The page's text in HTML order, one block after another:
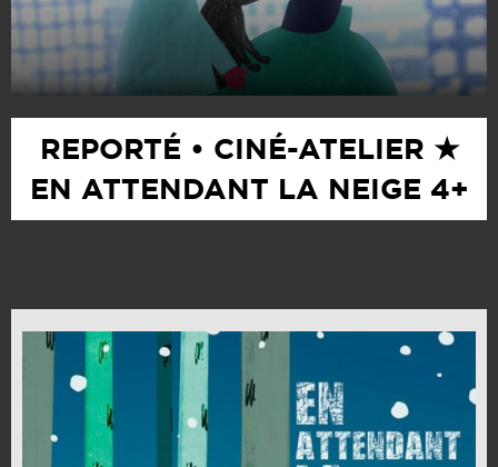
ÉDUCATION AUX IMAGES
REPORTÉ • CINÉ-ATELIER ★
EN ATTENDANT LA NEIGE 4+